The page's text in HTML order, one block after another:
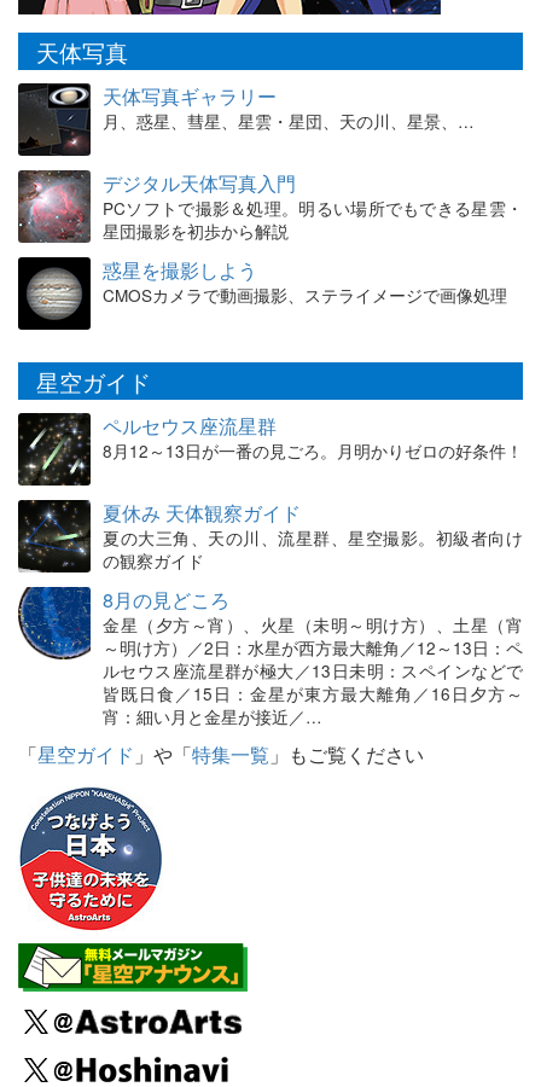
天体写真
天体写真ギャラリー
月、惑星、彗星、星雲・星団、天の川、星景、…
デジタル天体写真入門
PCソフトで撮影＆処理。明るい場所でもできる星雲・
星団撮影を初歩から解説
惑星を撮影しよう
CMOSカメラで動画撮影、ステライメージで画像処理
星空ガイド
ペルセウス座流星群
8月12～13日が一番の見ごろ。月明かりゼロの好条件！
夏休み 天体観察ガイド
夏の大三角、天の川、流星群、星空撮影。初級者向け
の観察ガイド
8月の見どころ
金星（夕方～宵）、火星（未明～明け方）、土星（宵
～明け方）／2日：水星が西方最大離角／12～13日：ペ
ルセウス座流星群が極大／13日未明：スペインなどで
皆既日食／15日：金星が東方最大離角／16日夕方～
宵：細い月と金星が接近／…
「星空ガイド 」や「特集一覧 」もご覧ください